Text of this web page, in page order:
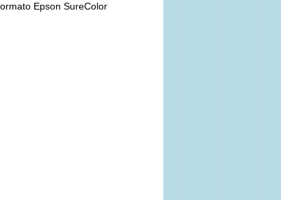
Epson SureColor